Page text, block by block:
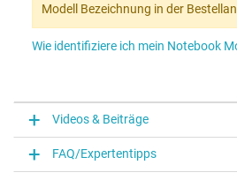
Modell Bezeichnung in der
Wie identifiziere ich mein Notebook
Videos & Beiträge
FAQ/Expertentipps